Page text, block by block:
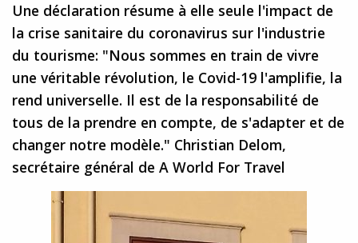
Une déclaration résume à elle seule l'impact de
la crise sanitaire du coronavirus sur l'industrie
du tourisme: "Nous sommes en train de vivre
une véritable révolution, le Covid-19 l'amplifie, la
rend universelle. Il est de la responsabilité de
tous de la prendre en compte, de s'adapter et de
changer notre modèle." Christian Delom,
secrétaire général de A World For Travel